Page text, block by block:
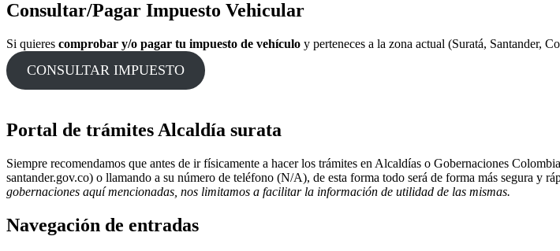
Consultar/Pagar Impuesto Vehicular
Si quieres comprobar y/o pagar tu impuesto de vehículo y perteneces a la zona actual (Suratá, Santander,
CONSULTAR IMPUESTO
Portal de trámites Alcaldía surata
Siempre recomendamos que antes de ir físicamente a hacer los trámites en Alcaldías o Gobernaciones
santander.gov.co) o llamando a su número de teléfono (N/A), de esta forma todo será de forma más segura y
gobernaciones aquí mencionadas, nos limitamos a facilitar la información de utilidad de las mismas.
Navegación de entradas